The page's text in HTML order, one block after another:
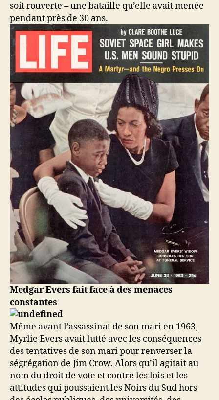
soit rouverte – une bataille qu’elle avait menée
pendant près de 30 ans.
Medgar Evers fait face à des menaces
constantes
Même avant l’assassinat de son mari en 1963,
Myrlie Evers avait lutté avec les conséquences
des tentatives de son mari pour renverser la
ségrégation de Jim Crow. Alors qu’il agitait au
nom du droit de vote et contre les lois et les
attitudes qui poussaient les Noirs du Sud hors